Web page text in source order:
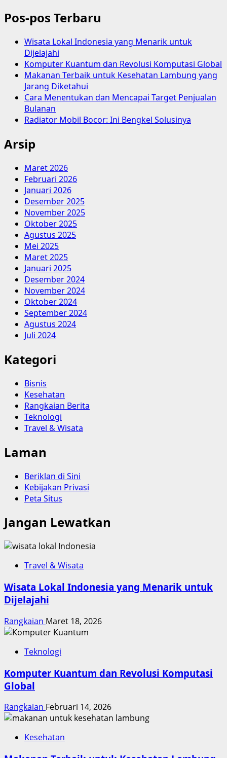
Pos-pos Terbaru
Wisata Lokal Indonesia yang Menarik untuk
Dijelajahi
Komputer Kuantum dan Revolusi Komputasi Global
Makanan Terbaik untuk Kesehatan Lambung yang
Jarang Diketahui
Cara Menentukan dan Mencapai Target Penjualan
Bulanan
Radiator Mobil Bocor: Ini Bengkel Solusinya
Arsip
Maret 2026
Februari 2026
Januari 2026
Desember 2025
November 2025
Oktober 2025
Agustus 2025
Mei 2025
Maret 2025
Januari 2025
Desember 2024
November 2024
Oktober 2024
September 2024
Agustus 2024
Juli 2024
Kategori
Bisnis
Kesehatan
Rangkaian Berita
Teknologi
Travel & Wisata
Laman
Beriklan di Sini
Kebijakan Privasi
Peta Situs
Jangan Lewatkan
Travel & Wisata
Wisata Lokal Indonesia yang Menarik untuk
Dijelajahi
Rangkaian Maret 18, 2026
Teknologi
Komputer Kuantum dan Revolusi Komputasi
Global
Rangkaian Februari 14, 2026
Kesehatan